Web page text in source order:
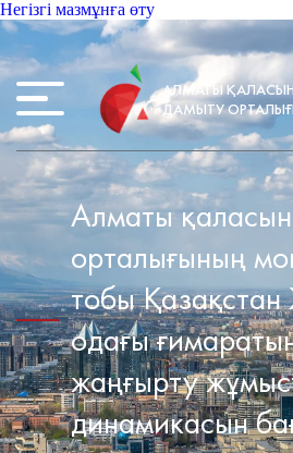
Негізгі мазмұнға өту
АЛМАТЫ
ДАМЫТУ
Алматы
орталығының
тобы
одағы
жаңғырту
динамикасын